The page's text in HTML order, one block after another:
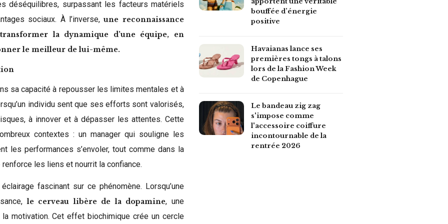
déséquilibres, surpassant les facteurs matériels
sociaux. À l’inverse,une reconnaissance
la dynamique d’une équipe, en
le meilleur de lui-même.
sa capacité à repousser les limites mentales et à
individu sent que ses efforts sont valorisés,
à innover et à dépasser les attentes. Cette
contextes : un manager qui souligne les
les performances s’envoler, tout comme dans la
les liens et nourrit la confiance.
fascinant sur ce phénomène. Lorsqu’une
le cerveau libère de la dopamine, une
motivation. Cet effet biochimique crée un cercle
bouffée d’énergie
positive
Havaianas lance ses
premières tongs à talons
lors de la Fashion Week
de Copenhague
Le bandeau zig zag
s'impose comme
l'accessoire coiffure
incontournable de la
rentrée 2026